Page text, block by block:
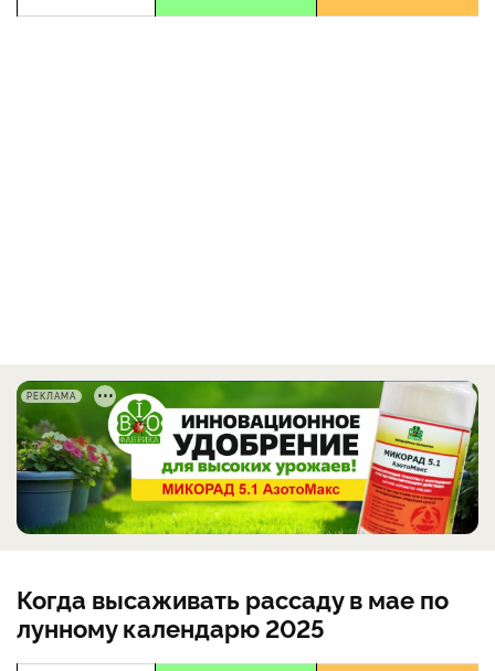
РЕКЛАМА
Когда высаживать рассаду в мае по
лунному календарю 2025